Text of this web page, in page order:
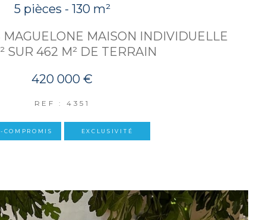
5 pièces - 130 m²
MAISON INDIVIDUELLE
SUR 462 M² DE TERRAIN
420 000 €
REF : 4351
COMPROMIS EXCLUSIVITÉ